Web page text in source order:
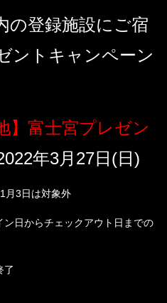
の登録施設にご宿
ントキャンペーン
】富士宮プレゼン
年3月27日(日)
月3日は対象外
日からチェックアウト日までの
了